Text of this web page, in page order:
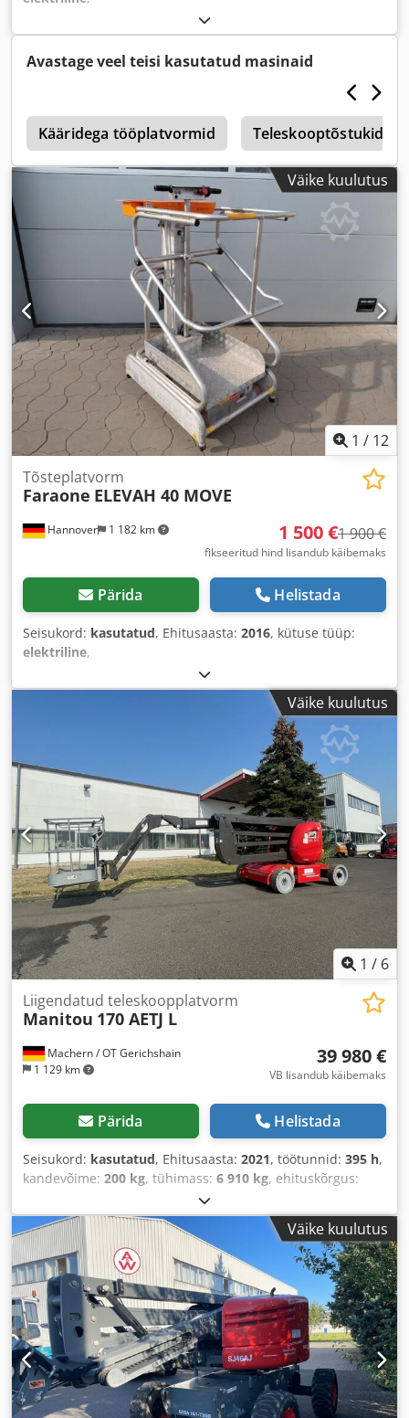
Avastage veel teisi kasutatud masinaid
Kääridega tööplatvormid Teleskooptõstukid
Väike kuulutus
1 / 12
Hannover 1 182 km
Tõsteplatvorm
Faraone ELEVAH 40 MOVE
1 500 €1 900 €
fikseeritud hind lisandub käibemaks
Pärida Helistada
Seisukord: kasutatud, Ehitusaasta: 2016, kütuse tüüp:
elektriline,
Väike kuulutus
1 / 6
Machern / OT Gerichshain
1 129 km
Liigendatud teleskoopplatvorm
Manitou 170 AETJ L
39 980 €
VB lisandub käibemaks
Pärida Helistada
Seisukord: kasutatud, Ehitusaasta: 2021, töötunnid: 395 h,
kandevõime: 200 kg, tühimass: 6 910 kg, ehituskõrgus:
5 120 mm
tõukeulatus:9 430 mm, ehituslaius:1 750 mm, töökõrgus:
16 900 mm
Väike kuulutus